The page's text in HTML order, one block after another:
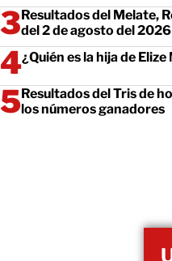
Resultados del Melate,
del 2 de agosto del 2026
¿Quién es la hija de
Resultados del Tris de
los números ganadores